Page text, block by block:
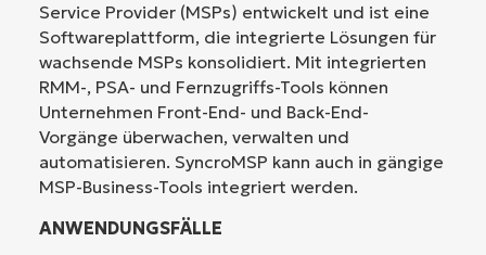
Service Provider (MSPs) entwickelt und ist eine
Softwareplattform, die integrierte Lösungen für
wachsende MSPs konsolidiert. Mit integrierten
RMM-, PSA- und Fernzugriffs-Tools können
Unternehmen Front-End- und Back-End-
Vorgänge überwachen, verwalten und
automatisieren. SyncroMSP kann auch in gängige
MSP-Business-Tools integriert werden.
ANWENDUNGSFÄLLE